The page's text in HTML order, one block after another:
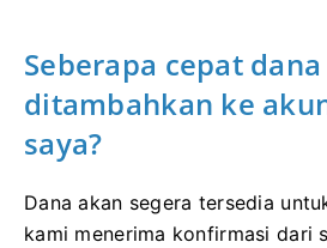
Seberapa cepat
ditambahkan ke
saya?
Dana akan segera tersedia
kami menerima konfirmasi dari